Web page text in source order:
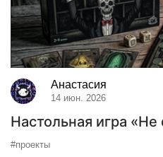
Анастасия
14 июн. 2026
Настольная игра «Не
#проекты